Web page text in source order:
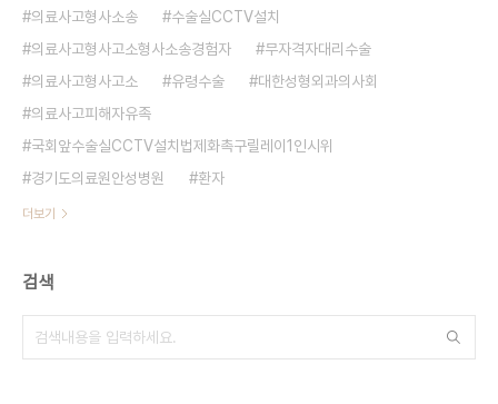
의료사고형사소송
수술실CCTV설치
의료사고형사고소형사소송경험자
무자격자대리수술
의료사고형사고소
유령수술
대한성형외과의사회
의료사고피해자유족
국회앞수술실CCTV설치법제화촉구릴레이1인시위
경기도의료원안성병원
환자
더보기
검색